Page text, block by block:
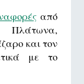
από
Πλάτωνα,
και τον
με το